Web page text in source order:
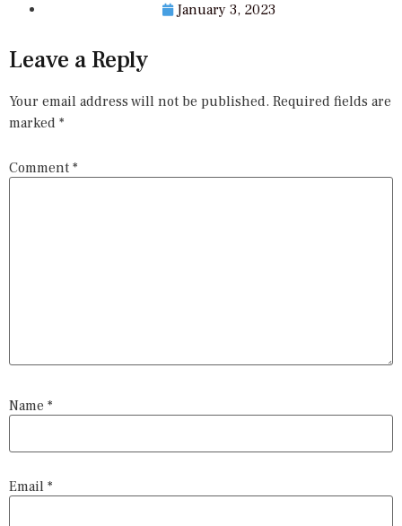
January 3, 2023
Leave a Reply
Your email address will not be published. Required fields are
marked *
Comment *
Name *
Email *